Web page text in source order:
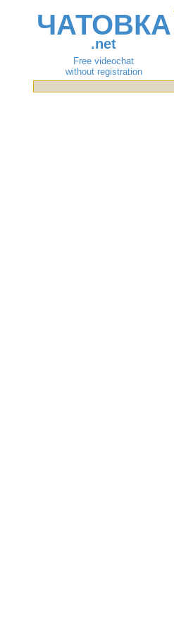
ЧАТОВКА
.net
Free videochat
without registration